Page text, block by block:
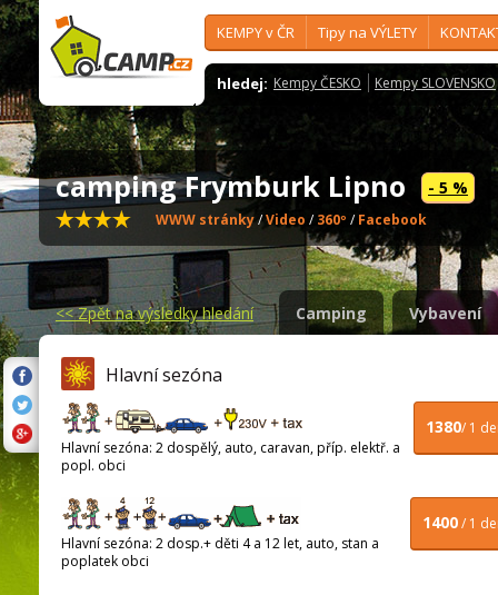
KEMPY v ČR Tipy na VÝLETY
hledej: Kempy ČESKO Kempy SLOVENSKO
camping Frymburk Lipno - 5 %
WWW stránky/Video /360º /Facebook
<<Zpět na výsledky hledání Camping Vybavení
Hlavní sezóna
1380/ 1
Hlavní sezóna: 2 dospělý, auto, caravan, příp. elektř. a
popl. obci
1400/ 1
Hlavní sezóna: 2 dosp.+ děti 4 a 12 let, auto, stan a
poplatek obci